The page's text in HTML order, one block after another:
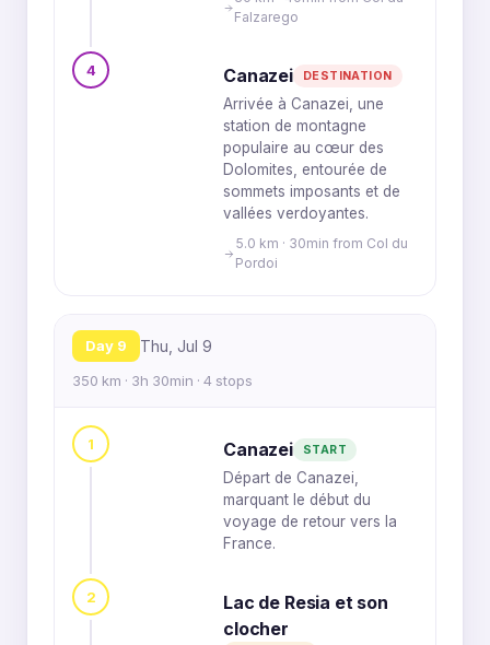
Falzarego
4 Canazei DESTINATION
Arrivée à Canazei, une
station de montagne
populaire au cœur des
Dolomites, entourée de
sommets imposants et de
vallées verdoyantes.
5.0 km · 30min from Col du
Pordoi
Day 9 Thu, Jul 9
350 km · 3h 30min · 4 stops
1 Canazei START
Départ de Canazei,
marquant le début du
voyage de retour vers la
France.
2
Lac de Resia et son
clocher